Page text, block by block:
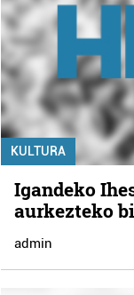
KULTURA
Igandeko
aurkezteko
admin